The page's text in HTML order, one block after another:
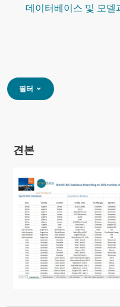
데이터베이스 및 모델
필터
견본